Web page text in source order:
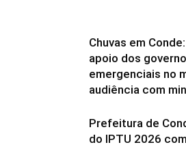
Chuvas em
apoio dos
emergenciais no
audiência com
Prefeitura de
do IPTU 2026